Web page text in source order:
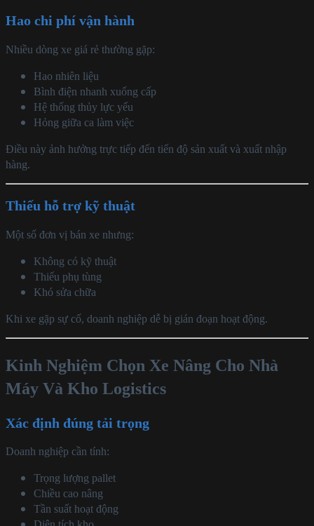
Hao chi phí vận hành
Nhiều dòng xe giá rẻ thường gặp:
Hao nhiên liệu
Bình điện nhanh xuống cấp
Hệ thống thủy lực yếu
Hỏng giữa ca làm việc
Điều này ảnh hưởng trực tiếp đến tiến độ sản xuất và xuất nhập
hàng.
Thiếu hỗ trợ kỹ thuật
Một số đơn vị bán xe nhưng:
Không có kỹ thuật
Thiếu phụ tùng
Khó sửa chữa
Khi xe gặp sự cố, doanh nghiệp dễ bị gián đoạn hoạt động.
Kinh Nghiệm Chọn Xe Nâng Cho Nhà
Máy Và Kho Logistics
Xác định đúng tải trọng
Doanh nghiệp cần tính:
Trọng lượng pallet
Chiều cao nâng
Tần suất hoạt động